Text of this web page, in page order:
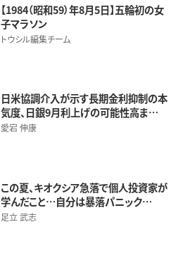
【1984（昭和59）年8月5日】五輪初の女
子マラソン
トウシル編集チーム
日米協調介入が示す長期金利抑制の本
気度、日銀9月利上げの可能性高ま…
愛宕 伸康
この夏、キオクシア急落で個人投資家が
学んだこと…自分は暴落パニック…
足立 武志